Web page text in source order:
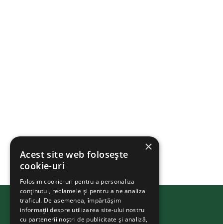
BIKEATHON.ms
×
Acest site web folosește
cookie-uri
Folosim cookie-uri pentru a personaliza
conținutul, reclamele și pentru a ne analiza
traficul. De asemenea, împărtășim
informații despre utilizarea site-ului nostru
cu partenerii noștri de publicitate și analiză,